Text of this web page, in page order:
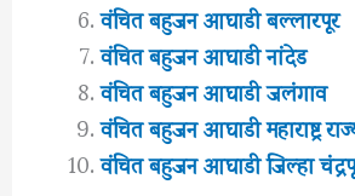
वंचित बहुजन आघाडी बल्लारपूर
वंचित बहुजन आघाडी नांदेड
वंचित बहुजन आघाडी जलंगाव
वंचित बहुजन आघाडी महाराष्ट्र
वंचित बहुजन आघाडी जिल्हा